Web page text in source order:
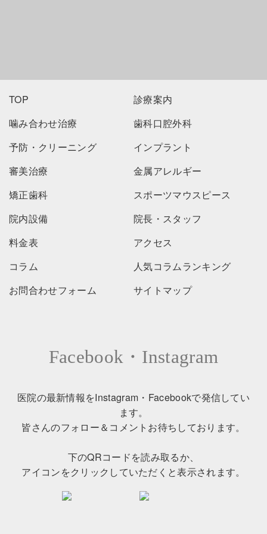
TOP
診療案内
噛み合わせ治療
歯科口腔外科
予防・クリーニング
インプラント
審美治療
金属アレルギー
矯正歯科
スポーツマウスピース
院内設備
院長・スタッフ
料金表
アクセス
コラム
人気コラムランキング
お問合わせフォーム
サイトマップ
Facebook・Instagram
医院の最新情報をInstagram・Facebookで発信してい
ます。
皆さんのフォロー＆コメントお待ちしております。
下のQRコードを読み取るか、
アイコンをクリックしていただくと表示されます。